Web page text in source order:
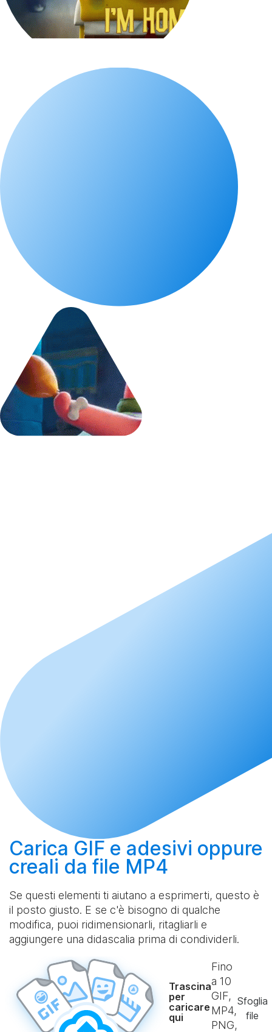
Carica GIF e adesivi oppure
creali da file MP4
Se questi elementi ti aiutano a esprimerti, questo è
il posto giusto. E se c'è bisogno di qualche
modifica, puoi ridimensionarli, ritagliarli e
aggiungere una didascalia prima di condividerli.
Trascina
per
caricare
qui
Fino
a 10
GIF,
MP4,
PNG,
Sfoglia
file